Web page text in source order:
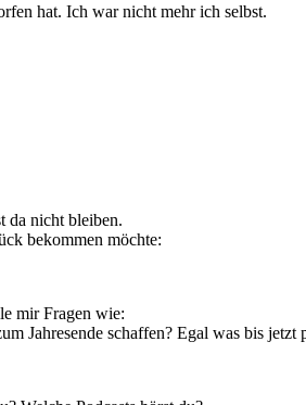
hat. Ich war nicht mehr ich selbst.
da nicht bleiben.
bekommen möchte:
mir Fragen wie:
Jahresende schaffen? Egal was bis